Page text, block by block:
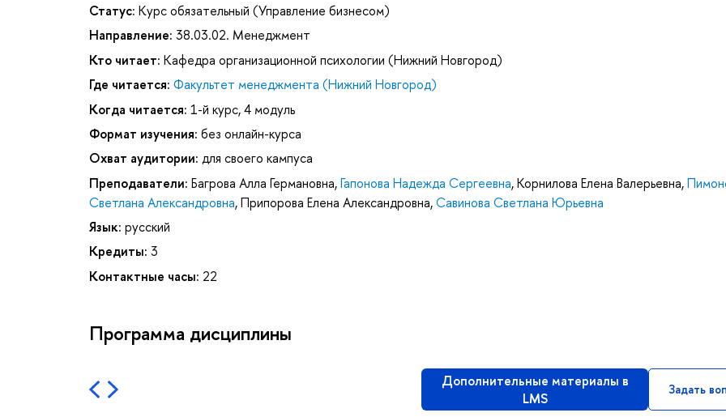
Статус: Курс обязательный (Управление бизнесом)
Направление: 38.03.02. Менеджмент
Кто читает: Кафедра организационной психологии (Нижний Новгород)
Где читается: Факультет менеджмента (Нижний Новгород)
Когда читается: 1-й курс, 4 модуль
Формат изучения: без онлайн-курса
Охват аудитории: для своего кампуса
Преподаватели: Багрова Алла Германовна,Гапонова Надежда Сергеевна,Корнилова Елена Валерьевна,
Светлана Александровна,Припорова Елена Александровна,Савинова Светлана Юрьевна
Язык: русский
Кредиты: 3
Контактные часы: 22
Программа дисциплины
Дополнительные материалы в
LMS
Задать